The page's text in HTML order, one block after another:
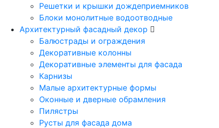
Решетки и крышки дождеприемников
Блоки монолитные водоотводные
Архитектурный фасадный декор
Балюстрады и ограждения
Декоративные колонны
Декоративные элементы для фасада
Карнизы
Малые архитектурные формы
Оконные и дверные обрамления
Пилястры
Русты для фасада дома